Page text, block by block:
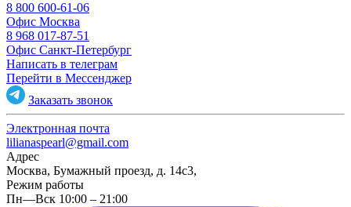
8 800 600-61-06
Офис Москва
8 968 017-87-51
Офис Санкт-Петербург
Написать в телеграм
Перейти в Мессенджер
Заказать звонок
Электронная почта
lilianaspearl@gmail.com
Адрес
Москва, Бумажный проезд, д. 14с3,
Режим работы
Пн—Вск 10:00 – 21:00